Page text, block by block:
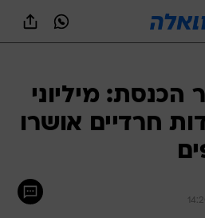
הכנסת: מיליוני
חרדיים אושרו